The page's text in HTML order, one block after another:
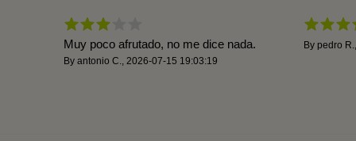
Muy poco afrutado, no me dice nada.
By antonio C., 2026-07-15 19:03:19
By pedro R.,